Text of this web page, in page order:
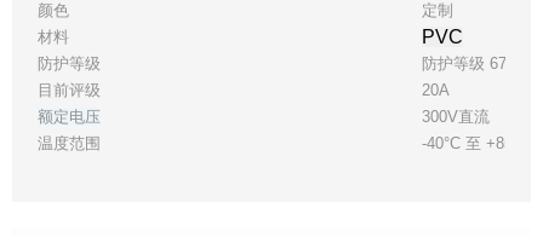
颜色
定制
材料
PVC
防护等级
防护等级 67
目前评级
20A
额定电压
300V直流
温度范围
-40°C 至 +85°C